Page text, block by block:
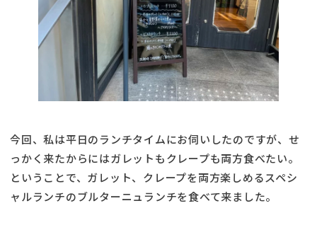
今回、私は平日のランチタイムにお伺いしたのですが、せ
っかく来たからにはガレットもクレープも両方食べたい。
ということで、ガレット、クレープを両方楽しめるスペシ
ャルランチのブルターニュランチを食べて来ました。